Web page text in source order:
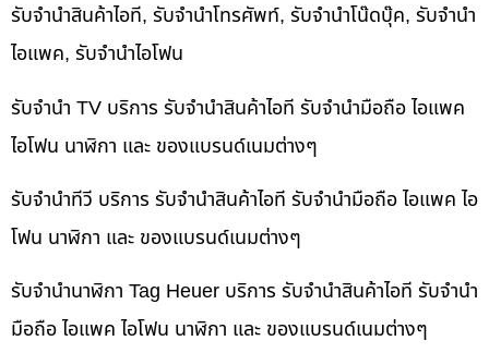
รับจำนำสินค้าไอที, รับจำนำโทรศัพท์, รับจำนำโน๊ดบุ๊ค, รับจำนำ
ไอแพค, รับจำนำไอโฟน
รับจำนำ TV บริการ รับจำนำสินค้าไอที รับจำนำมือถือ ไอแพค
ไอโฟน นาฬิกา และ ของแบรนด์เนมต่างๆ
รับจำนำทีวี บริการ รับจำนำสินค้าไอที รับจำนำมือถือ ไอแพค ไอ
โฟน นาฬิกา และ ของแบรนด์เนมต่างๆ
รับจำนำนาฬิกา Tag Heuer บริการ รับจำนำสินค้าไอที รับจำนำ
มือถือ ไอแพค ไอโฟน นาฬิกา และ ของแบรนด์เนมต่างๆ